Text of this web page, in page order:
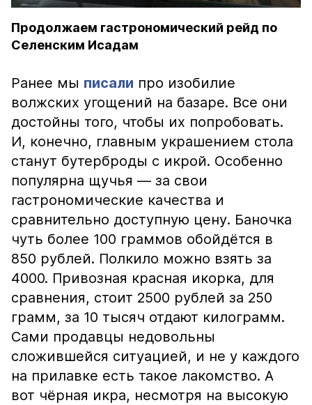
Продолжаем гастрономический рейд по
Селенским Исадам
Ранее мы писали про изобилие
волжских угощений на базаре. Все они
достойны того, чтобы их попробовать.
И, конечно, главным украшением стола
станут бутерброды с икрой. Особенно
популярна щучья — за свои
гастрономические качества и
сравнительно доступную цену. Баночка
чуть более 100 граммов обойдётся в
850 рублей. Полкило можно взять за
4000. Привозная красная икорка, для
сравнения, стоит 2500 рублей за 250
грамм, за 10 тысяч отдают килограмм.
Сами продавцы недовольны
сложившейся ситуацией, и не у каждого
на прилавке есть такое лакомство. А
вот чёрная икра, несмотря на высокую